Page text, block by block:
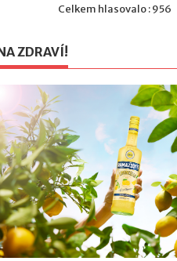
Celkem hlasovalo : 956
ZDRAVÍ!